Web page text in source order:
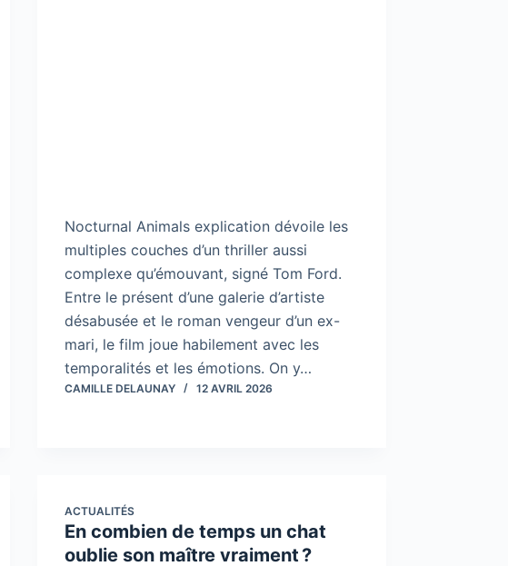
Nocturnal Animals explication dévoile les
multiples couches d’un thriller aussi
complexe qu’émouvant, signé Tom Ford.
Entre le présent d’une galerie d’artiste
désabusée et le roman vengeur d’un ex-
mari, le film joue habilement avec les
temporalités et les émotions. On y…
CAMILLE DELAUNAY 12 AVRIL 2026
ACTUALITÉS
En combien de temps un chat
oublie son maître vraiment ?